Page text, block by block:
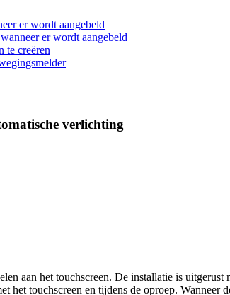
er wordt aangebeld
er wordt aangebeld
te creëren
verlichting
aan het touchscreen. De installatie is
het touchscreen en tijdens de oproep.